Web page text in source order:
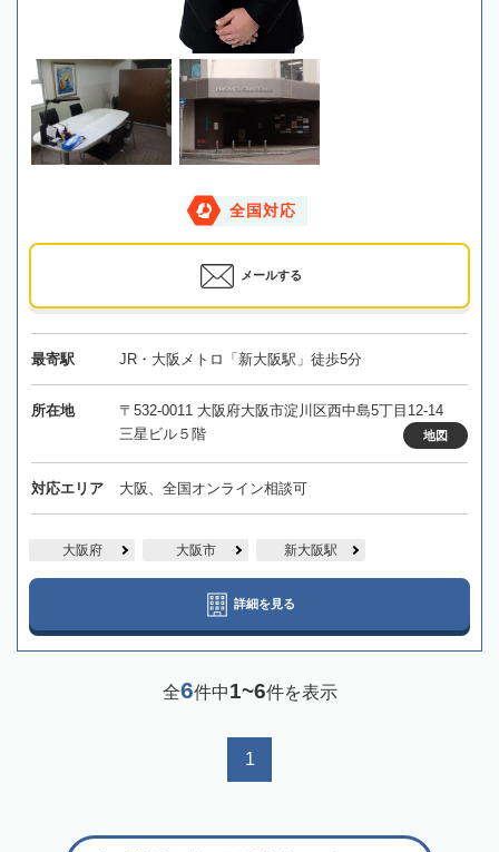
全国対応
メールする
最寄駅 JR・大阪メトロ「新大阪駅」徒歩5分
所在地
〒532-0011 大阪府大阪市淀川区西中島5丁目12-14
三星ビル５階
地図
対応エリア 大阪、全国オンライン相談可
大阪府 大阪市 新大阪駅
詳細を見る
全6件中1~6件を表示
1